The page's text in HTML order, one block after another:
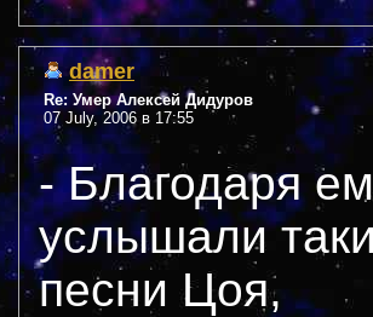
damer
Re: Умер Алексей Дидуров
07 July, 2006 в 17:55
- Благодаря
услышали
песни Цоя,